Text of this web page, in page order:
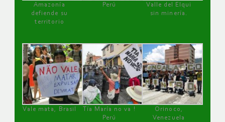
Amazonía
defiende su
territorio
Perú
Valle del Elqui
sin minería.
Vale mata, Brasil
Tía María no va !
Perú
Orinoco,
Venezuela